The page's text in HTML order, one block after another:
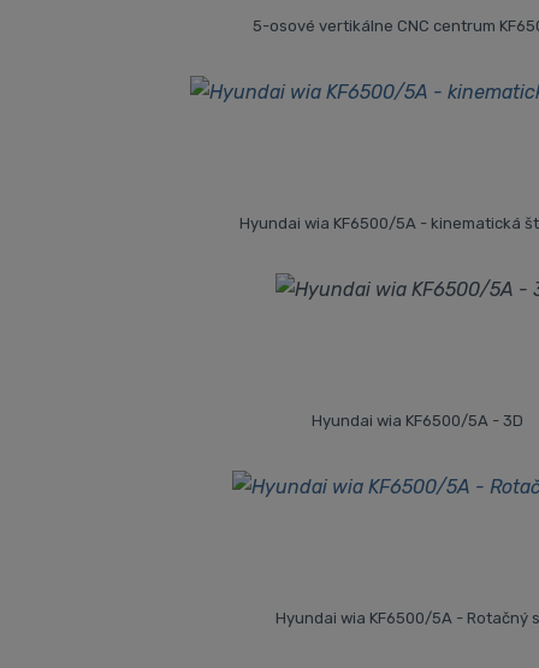
5-osové vertikálne CNC centrum
Hyundai wia KF6500/5A - kinematická
Hyundai wia KF6500/5A - 3D
Hyundai wia KF6500/5A - Rotačný